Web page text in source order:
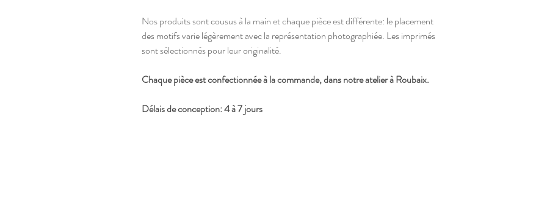
Nos produits sont cousus à la main et chaque pièce est différente: le placement
des motifs varie légèrement avec la représentation photographiée. Les imprimés
sont sélectionnés pour leur originalité.
Chaque pièce est confectionnée à la commande, dans notre atelier à Roubaix.
Délais de conception: 4 à 7 jours